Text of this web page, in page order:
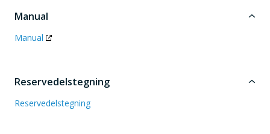
Manual
Manual
Reservedelstegning
Reservedelstegning